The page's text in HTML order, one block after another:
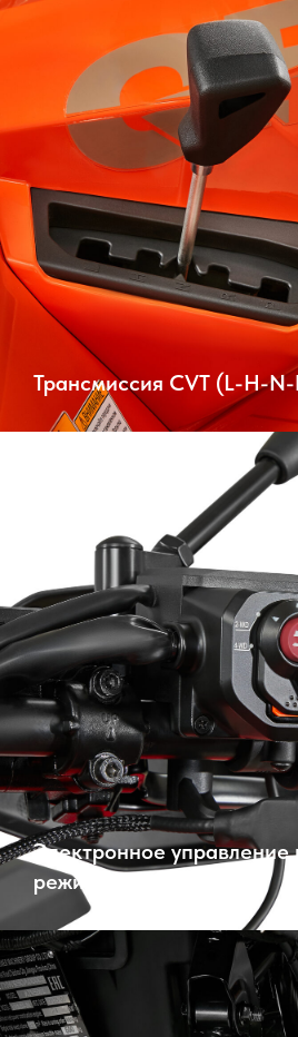
Трансмиссия CVT (L-H-N-
Электронное управление
режимов езды